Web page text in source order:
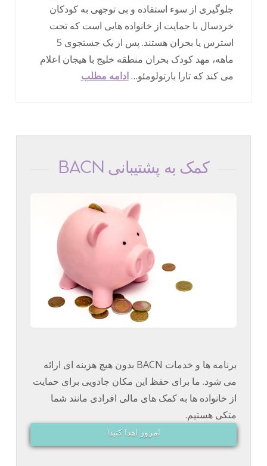
جلوگیری از سوء استفاده و بی توجهی به کودکان
خردسال با حمایت از خانواده هایی است که تحت
استرس یا بحران هستند. پس از یک جستجوی 5
ماهه، مهد کودک بحران منطقه خلیج با هیجان اعلام
می کند که تارا بارتولومئو…ادامه مطلب
کمک به پشتیبانی BACN
برنامه ها و خدمات BACN بدون هیچ هزینه ای ارائه
می شود. ما برای حفظ این مکان جادویی برای حمایت
از خانواده ها به کمک های مالی افرادی مانند شما
متکی هستیم.
امروز اهدا کنید!